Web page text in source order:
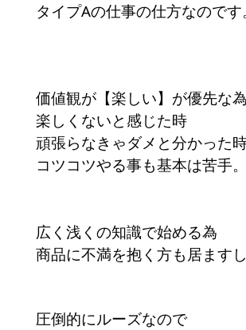
タイプAの仕事の仕方なのです
価値観が【楽しい】が優先な為
楽しくないと感じた時
頑張らなきゃダメと分かった
コツコツやる事も基本は苦手。
広く浅くの知識で始める為
商品に不満を抱く方も居ますし
圧倒的にルーズなので